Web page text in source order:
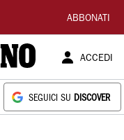
ABBONATI
ACCEDI
SEGUICI SU DISCOVER